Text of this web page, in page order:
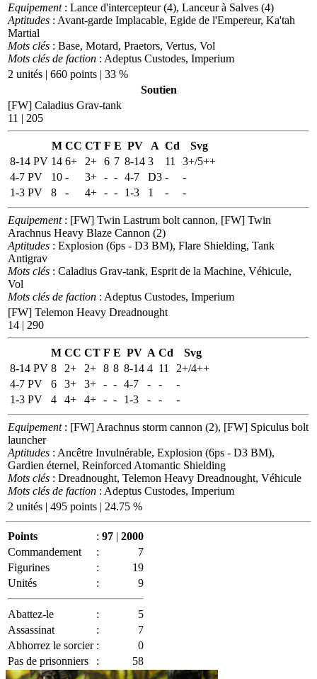
Equipement: Lance d'intercepteur (4), Lanceur à Salves (4)
Aptitudes : Avant-garde Implacable, Egide de l'Empereur, Ka'tah
Martial
Mots clés : Base, Motard, Praetors, Vertus, Vol
Mots clés de faction : Adeptus Custodes, Imperium
2 unités | 660 points | 33 %
Soutien
[FW] Caladius Grav-tank
11 | 205
M CC CT F E PV A Cd
Svg
8-14 PV 14 6+ 2+ 6 7 8-14 3 11
3+/5++
4-7 PV
10 - 3+ - - 4-7 D3 -
-
1-3 PV
8 - 4+ - - 1-3 1 - -
Equipement: [FW] Twin Lastrum bolt cannon, [FW] Twin
Arachnus Heavy Blaze Cannon (2)
Aptitudes : Explosion (6ps - D3 BM), Flare Shielding, Tank
Antigrav
Mots clés : Caladius Grav-tank, Esprit de la Machine, Véhicule,
Vol
Mots clés de faction : Adeptus Custodes, Imperium
[FW] Telemon Heavy Dreadnought
14 | 290
M CC CT F E PV A Cd
Svg
8-14 PV 8 2+ 2+ 8 8 8-14 4 11
2+/4++
4-7 PV
6 3+ 3+ - - 4-7 - -
-
1-3 PV
4 4+ 4+ - - 1-3 - - -
Equipement: [FW] Arachnus storm cannon (2), [FW] Spiculus bolt
launcher
Aptitudes : Ancêtre Invulnérable, Explosion (6ps - D3 BM),
Gardien éternel, Reinforced Atomantic Shielding
Mots clés : Dreadnought, Telemon Heavy Dreadnought, Véhicule
Mots clés de faction : Adeptus Custodes, Imperium
2 unités | 495 points | 24.75 %
Points : 97 | 2000
Commandement
:
7
Figurines
:
19
Unités
: 9
Abattez-le :
5
Assassinat
:
7
Abhorrez le sorcier :
0
Pas de prisonniers
: 58